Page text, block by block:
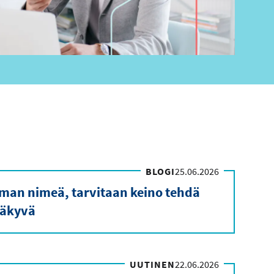
BLOGI25.06.2026
nimeä, tarvitaan keino tehdä
UUTINEN22.06.2026